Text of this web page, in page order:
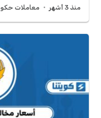
منذ 3 أشهر معاملات